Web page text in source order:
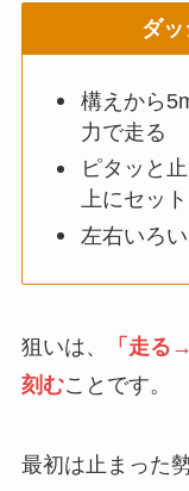
ダ
構えから
力で走る
ピタッと
上にセット
左右いろ
狙いは、
「走
刻むことです。
最初は止まった